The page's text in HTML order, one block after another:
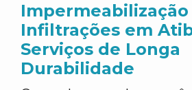
Impermeabilização
Infiltrações em
Serviços de Longa
Durabilidade